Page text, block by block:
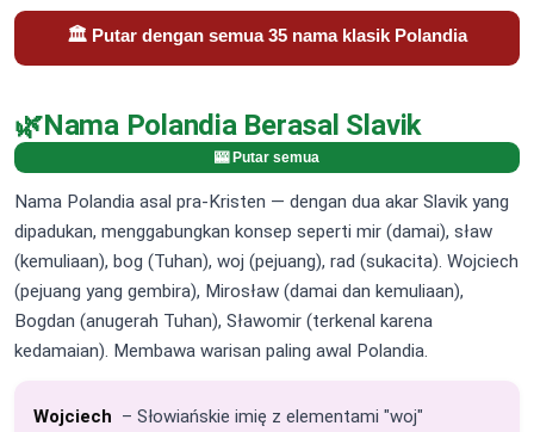
🏛️ Putar dengan semua 35 nama klasik Polandia
🌿Nama Polandia Berasal Slavik
🎰 Putar semua
Nama Polandia asal pra-Kristen — dengan dua akar Slavik yang
dipadukan, menggabungkan konsep seperti mir (damai), sław
(kemuliaan), bog (Tuhan), woj (pejuang), rad (sukacita). Wojciech
(pejuang yang gembira), Mirosław (damai dan kemuliaan),
Bogdan (anugerah Tuhan), Sławomir (terkenal karena
kedamaian). Membawa warisan paling awal Polandia.
Wojciech – Słowiańskie imię z elementami "woj"